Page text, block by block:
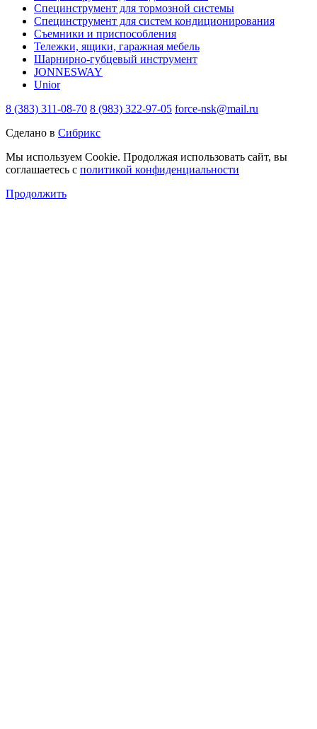
Специнструмент для тормозной системы
Специнструмент для систем кондиционирования
Съемники и приспособления
Тележки, ящики, гаражная мебель
Шарнирно-губцевый инструмент
JONNESWAY
Unior
8 (383) 311-08-70 8 (983) 322-97-05 force-nsk@mail.ru
Сделано в Сибрикс
Мы используем Cookie. Продолжая использовать сайт, вы
соглашаетесь с политикой конфиденциальности
Продолжить